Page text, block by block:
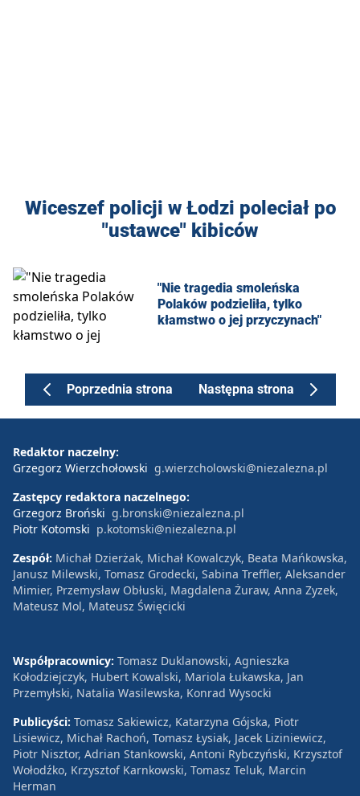
Wiceszef policji w Łodzi poleciał po
"ustawce" kibiców
"Nie tragedia smoleńska
Polaków podzieliła, tylko
kłamstwo o jej przyczynach"
Poprzednia strona Następna strona
Redaktor naczelny:
Grzegorz Wierzchołowski g.wierzcholowski@niezalezna.pl
Zastępcy redaktora naczelnego:
Grzegorz Broński g.bronski@niezalezna.pl
Piotr Kotomski p.kotomski@niezalezna.pl
Zespół: Michał Dzierżak, Michał Kowalczyk, Beata Mańkowska,
Janusz Milewski, Tomasz Grodecki, Sabina Treffler, Aleksander
Mimier, Przemysław Obłuski, Magdalena Żuraw, Anna Zyzek,
Mateusz Mol, Mateusz Święcicki
Współpracownicy: Tomasz Duklanowski, Agnieszka
Kołodziejczyk, Hubert Kowalski, Mariola Łukawska, Jan
Przemyłski, Natalia Wasilewska, Konrad Wysocki
Publicyści: Tomasz Sakiewicz, Katarzyna Gójska, Piotr
Lisiewicz, Michał Rachoń, Tomasz Łysiak, Jacek Liziniewicz,
Piotr Nisztor, Adrian Stankowski, Antoni Rybczyński, Krzysztof
Wołodźko, Krzysztof Karnkowski, Tomasz Teluk, Marcin
Herman